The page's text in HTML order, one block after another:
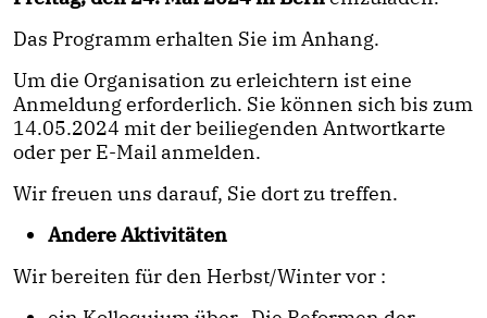
Das Programm erhalten Sie im Anhang.
Um die Organisation zu erleichtern ist eine
Anmeldung erforderlich. Sie können sich bis zum
14.05.2024 mit der beiliegenden Antwortkarte
oder per E-Mail anmelden.
Wir freuen uns darauf, Sie dort zu treffen.
Andere Aktivitäten
Wir bereiten für den Herbst/Winter vor :